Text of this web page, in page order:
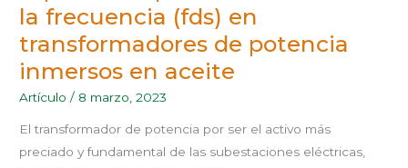
la frecuencia (fds) en
transformadores de potencia
inmersos en aceite
Artículo / 8 marzo, 2023
El transformador de potencia por ser el activo más
preciado y fundamental de las subestaciones eléctricas,